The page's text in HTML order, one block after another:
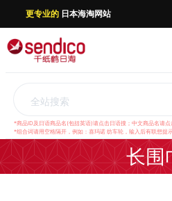
更专业的日本海淘网站
全站搜索
*商品ID及日语商品名(包括英语)请点击日语搜；中文商品名请点
*组合词请用空格隔开，例如：喜玛诺 纺车轮，输入后有联想提
长围